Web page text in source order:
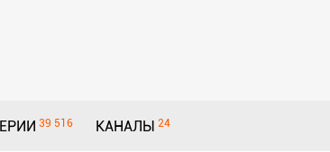
39 516 КАНАЛЫ 24